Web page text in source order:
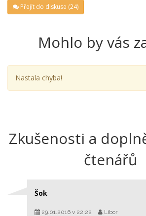
Přejít do diskuse (24)
Mohlo by vás
Nastala chyba!
Zkušenosti a
čtenářů
Šok
29.01.2016 v 22:22 Libor